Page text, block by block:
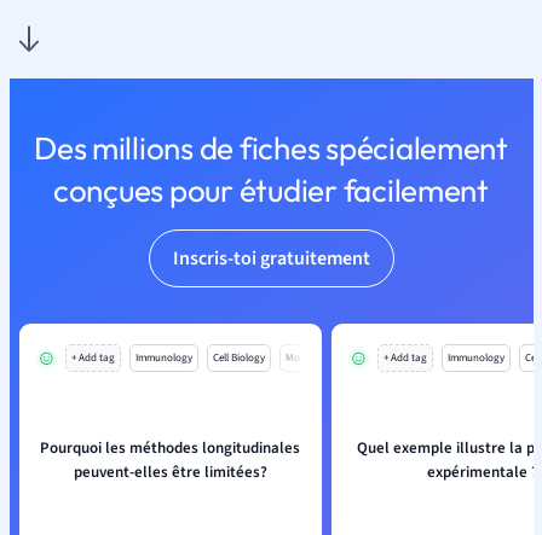
Des millions de fiches spécialement
conçues pour étudier facilement
Inscris-toi gratuitement
+ Add tag Immunology Cell Biology Mo
Pourquoi les méthodes longitudinales
peuvent-elles être limitées?
+ Add tag Immunology
Quel exemple illustre la
expérimentale ?